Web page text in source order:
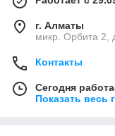
г. Алматы
микр. Орбита 2,
Контакты
Сегодня
Показать весь